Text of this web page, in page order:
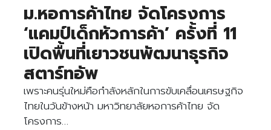
ม.หอการค้าไทย จัดโครงการ
‘แคมป์เด็กหัวการค้า’ ครั้งที่ 11
เปิดพื้นที่เยาวชนพัฒนาธุรกิจ
สตาร์ทอัพ
เพราะคนรุ่นใหม่คือกำลังหลักในการขับเคลื่อนเศรษฐกิจ
ไทยในวันข้างหน้า มหาวิทยาลัยหอการค้าไทย จัด
โครงการ…